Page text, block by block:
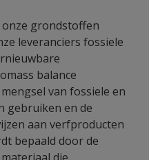
grondstoffen
leveranciers fossiele
balance
van fossiele en
gebruiken en de
aan verfproducten
bepaald door de
die